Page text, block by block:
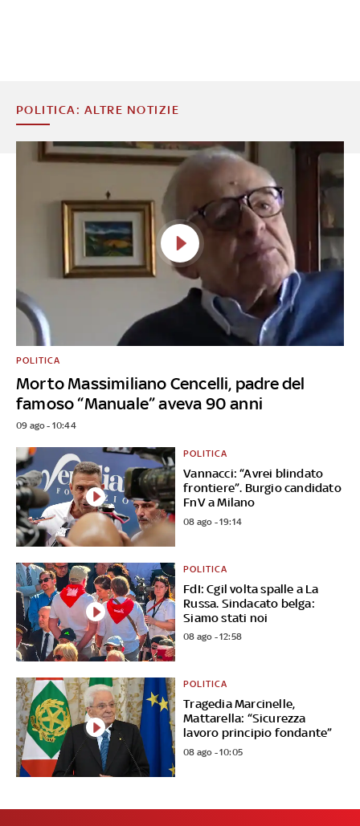
POLITICA: ALTRE NOTIZIE
Morto Massimiliano Cencelli, padre del
famoso “Manuale” aveva 90 anni
POLITICA
09 ago - 10:44
Vannacci: “Avrei blindato
frontiere”. Burgio candidato
FnV a Milano
POLITICA
08 ago - 19:14
FdI: Cgil volta spalle a La
Russa. Sindacato belga:
Siamo stati noi
POLITICA
08 ago - 12:58
Tragedia Marcinelle,
Mattarella: “Sicurezza
lavoro principio fondante”
POLITICA
08 ago - 10:05